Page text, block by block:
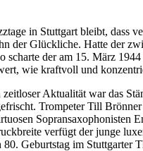
in Stuttgart bleibt, dass
der Glückliche. Hatte der
scharte der am 15. März
wie kraftvoll und
Aktualität war das
Trompeter Till
Sopransaxophonisten
verfügt der junge
Geburtstag im Stuttgarter